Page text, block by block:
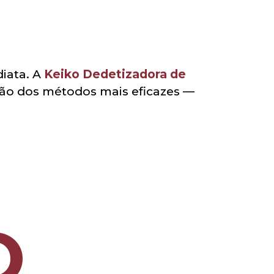
A Keiko Dedetizadora de
dos métodos mais eficazes —